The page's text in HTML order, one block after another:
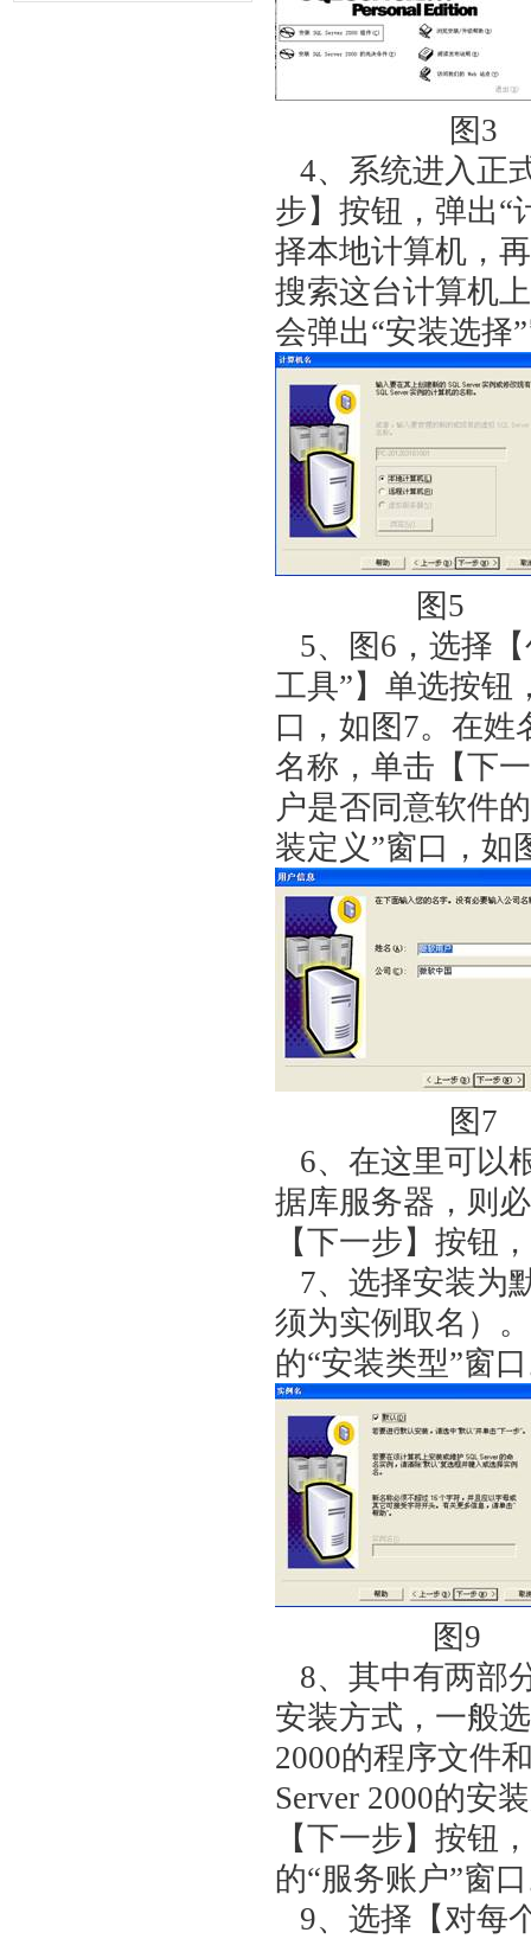
图
4、系统进入正
步】按钮，弹出“
择本地计算机，
搜索这台计算机
会弹出“安装选择
图
5、图6，选择【
工具”】单选按钮
口，如图7。在姓
名称，单击【下
户是否同意软件
装定义”窗口，如
图
6、在这里可以
据库服务器，则
【下一步】按钮
7、选择安装为
须为实例取名）
的“安装类型”窗
图
8、其中有两部
安装方式，一般
2000的程序文件
Server 2000的安
【下一步】按钮
的“服务账户”窗
9、选择【对每